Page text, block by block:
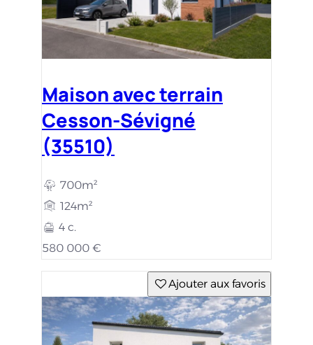
Maison avec terrain
Cesson-Sévigné
(35510)
700m²
124m²
4 c.
580 000 €
Ajouter aux favoris